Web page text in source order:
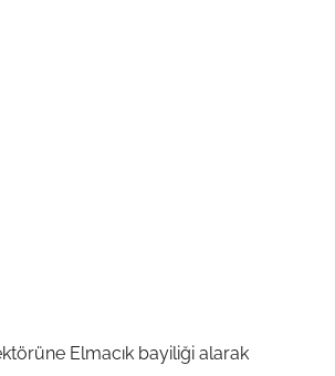
Elmacık bayiliği alarak